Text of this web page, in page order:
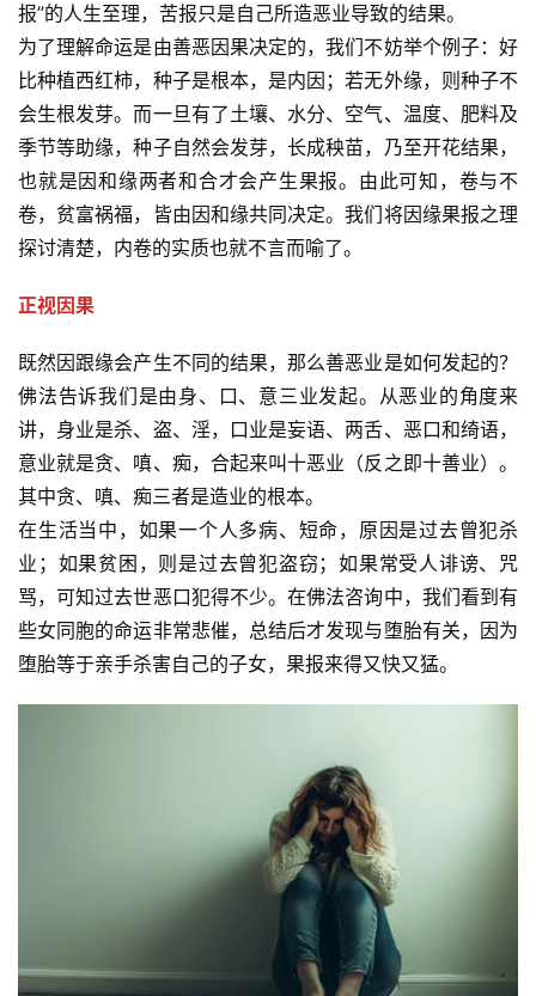
报”的人生至理，苦报只是自己所造恶业导致的结果。
为了理解命运是由善恶因果决定的，我们不妨举个例子：好
比种植西红柿，种子是根本，是内因；若无外缘，则种子不
会生根发芽。而一旦有了土壤、水分、空气、温度、肥料及
季节等助缘，种子自然会发芽，长成秧苗，乃至开花结果，
也就是因和缘两者和合才会产生果报。由此可知，卷与不
卷，贫富祸福，皆由因和缘共同决定。我们将因缘果报之理
探讨清楚，内卷的实质也就不言而喻了。
正视因果
既然因跟缘会产生不同的结果，那么善恶业是如何发起的？
佛法告诉我们是由身、口、意三业发起。从恶业的角度来
讲，身业是杀、盗、淫，口业是妄语、两舌、恶口和绮语，
意业就是贪、嗔、痴，合起来叫十恶业（反之即十善业）。
其中贪、嗔、痴三者是造业的根本。
在生活当中，如果一个人多病、短命，原因是过去曾犯杀
业；如果贫困，则是过去曾犯盗窃；如果常受人诽谤、咒
骂，可知过去世恶口犯得不少。在佛法咨询中，我们看到有
些女同胞的命运非常悲催，总结后才发现与堕胎有关，因为
堕胎等于亲手杀害自己的子女，果报来得又快又猛。